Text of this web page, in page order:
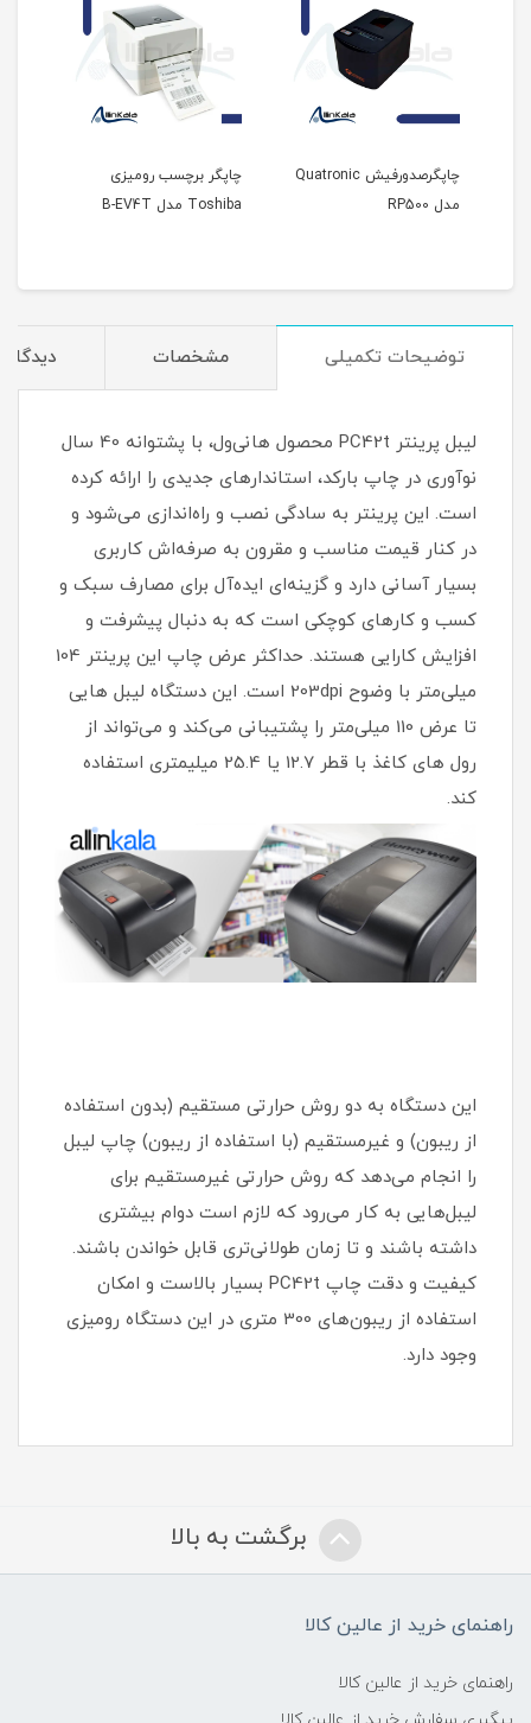
چاپگرصدورفیش Quatronic
مدل RP500
چاپگر برچسب رومیزی
Toshiba مدل B-EV4T
توضیحات تکمیلی مشخصات
لیبل پرینتر PC42t محصول هانی‌ول، با پشتوانه 40 سال
نوآوری در چاپ بارکد، استاندارهای جدیدی را ارائه کرده
است. این پرینتر به سادگی نصب و راه‌اندازی می‌شود و
در کنار قیمت مناسب و مقرون به صرفه‌اش کاربری
بسیار آسانی دارد و گزینه‌ای ایده‌آل برای مصارف سبک و
کسب و کارهای کوچکی است که به دنبال پیشرفت و
افزایش کارایی هستند. حداکثر عرض چاپ این پرینتر 104
میلی‌متر با وضوح 203dpi است. این دستگاه لیبل هایی
تا عرض 110 میلی‌متر را پشتیبانی می‌کند و می‌تواند از
رول های کاغذ با قطر 12.7 یا 25.4 میلیمتری استفاده
کند.
این دستگاه به دو روش حرارتی مستقیم (بدون استفاده
از ریبون) و غیرمستقیم (با استفاده از ریبون) چاپ لیبل
را انجام می‌دهد که روش حرارتی غیر‌مستقیم برای
لیبل‌هایی به کار می‌رود که لازم است دوام بیشتری
داشته باشند و تا زمان طولانی‌تری قابل خواندن باشند.
کیفیت و دقت چاپ PC42t بسیار بالاست و امکان
استفاده از ریبون‌های 300 متری در این دستگاه رومیزی
وجود دارد.
برگشت به بالا
راهنمای خرید از عالین کالا
راهنمای خرید از عالین کالا